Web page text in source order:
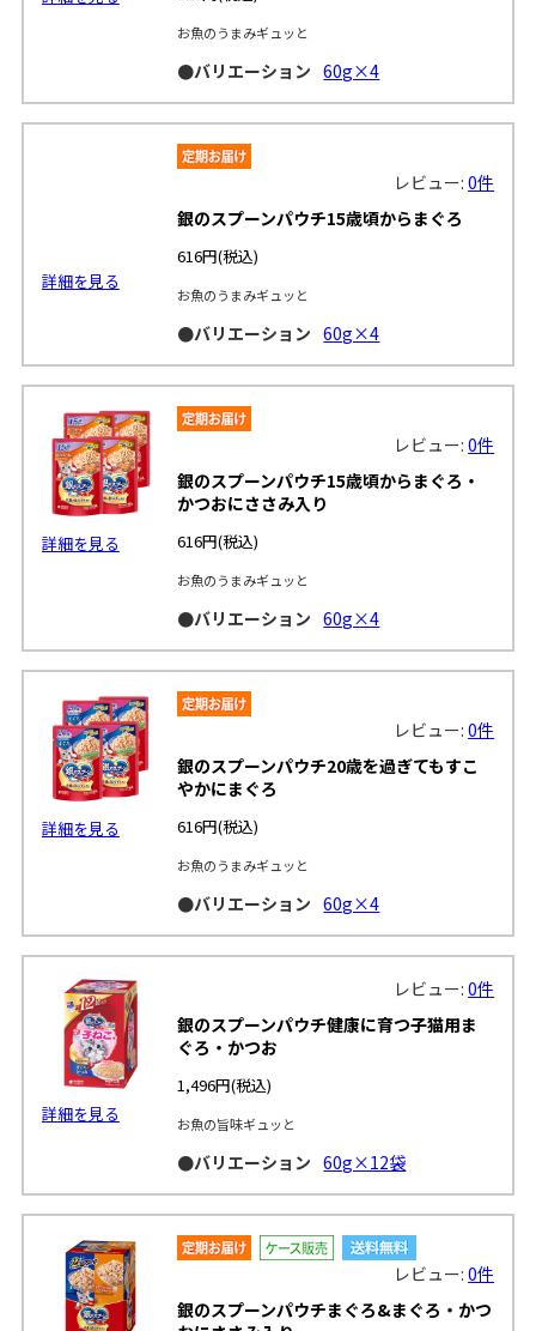
お魚のうまみギュッと
●バリエーション 60g×4
詳細を見る
レビュー:0件
銀のスプーンパウチ15歳頃からまぐろ
616円(税込)
お魚のうまみギュッと
●バリエーション 60g×4
詳細を見る
レビュー:0件
銀のスプーンパウチ15歳頃からまぐろ・
かつおにささみ入り
616円(税込)
お魚のうまみギュッと
●バリエーション 60g×4
詳細を見る
レビュー:0件
銀のスプーンパウチ20歳を過ぎてもすこ
やかにまぐろ
616円(税込)
お魚のうまみギュッと
●バリエーション 60g×4
詳細を見る
レビュー:0件
銀のスプーンパウチ健康に育つ子猫用ま
ぐろ・かつお
1,496円(税込)
お魚の旨味ギュッと
●バリエーション 60g×12袋
レビュー:0件
銀のスプーンパウチまぐろ&まぐろ・かつ